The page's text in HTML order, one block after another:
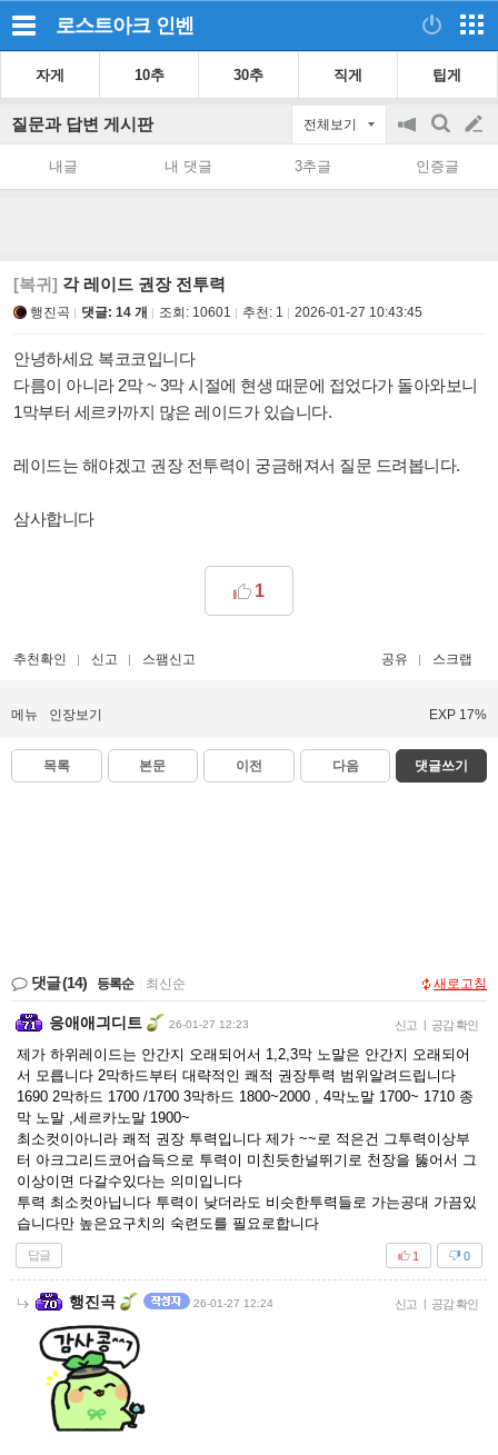
로스트아크 인벤
자게 10추 30추 직게 팁게
질문과 답변 게시판 전체보기
공
on/off
검
색
글
쓰
내글 내 댓글 3추글 인증글
[복귀] 각 레이드 권장 전투력
행진곡 댓글: 14 개 조회: 10601 추천: 1 2026-01-27 10:43:45
안녕하세요 복코코입니다
다름이 아니라 2막 ~ 3막 시절에 현생 때문에 접었다가 돌아와보니
1막부터 세르카까지 많은 레이드가 있습니다.
레이드는 해야겠고 권장 전투력이 궁금해져서 질문 드려봅니다.
삼사합니다
1
추천확인 신고 스팸신고 공유 스크랩
메뉴 인장보기 EXP 17%
목록 본문 이전 다음 댓글쓰기
댓글(14) 등록순 최신순 새로고침
응애애긔디트 26-01-27 12:23 신고 | 공감 확인
제가 하위레이드는 안간지 오래되어서 1,2,3막 노말은 안간지 오래되어
서 모릅니다 2막하드부터 대략적인 쾌적 권장투력 범위알려드립니다
1690 2막하드 1700 /1700 3막하드 1800~2000 , 4막노말 1700~ 1710 종
막 노말 ,세르카노말 1900~
최소컷이아니라 쾌적 권장 투력입니다 제가 ~~로 적은건 그투력이상부
터 아크그리드코어습득으로 투력이 미친듯한널뛰기로 천장을 뚫어서 그
이상이면 다갈수있다는 의미입니다
투력 최소컷아닙니다 투력이 낮더라도 비슷한투력들로 가는공대 가끔있
습니다만 높은요구치의 숙련도를 필요로합니다
답글 0
1
행진곡 26-01-27 12:24 신고 | 공감 확인